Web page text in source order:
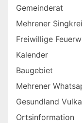
Gemeinderat
Mehrener
Freiwillige
Kalender
Baugebiet
Mehrener
Gesundland
Ortsinformation